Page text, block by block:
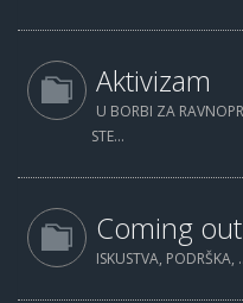
Aktivizam
U BORBI ZA
STE...
Coming out
ISKUSTVA, PODRŠKA,